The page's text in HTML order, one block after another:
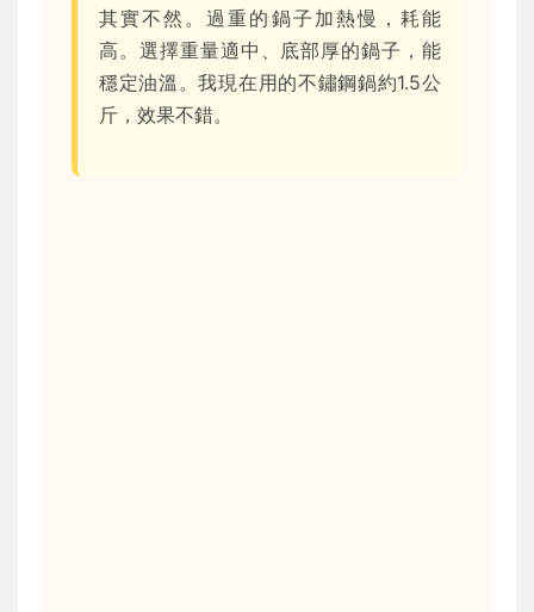
其實不然。過重的鍋子加熱慢，耗能
高。選擇重量適中、底部厚的鍋子，能
穩定油溫。我現在用的不鏽鋼鍋約1.5公
斤，效果不錯。